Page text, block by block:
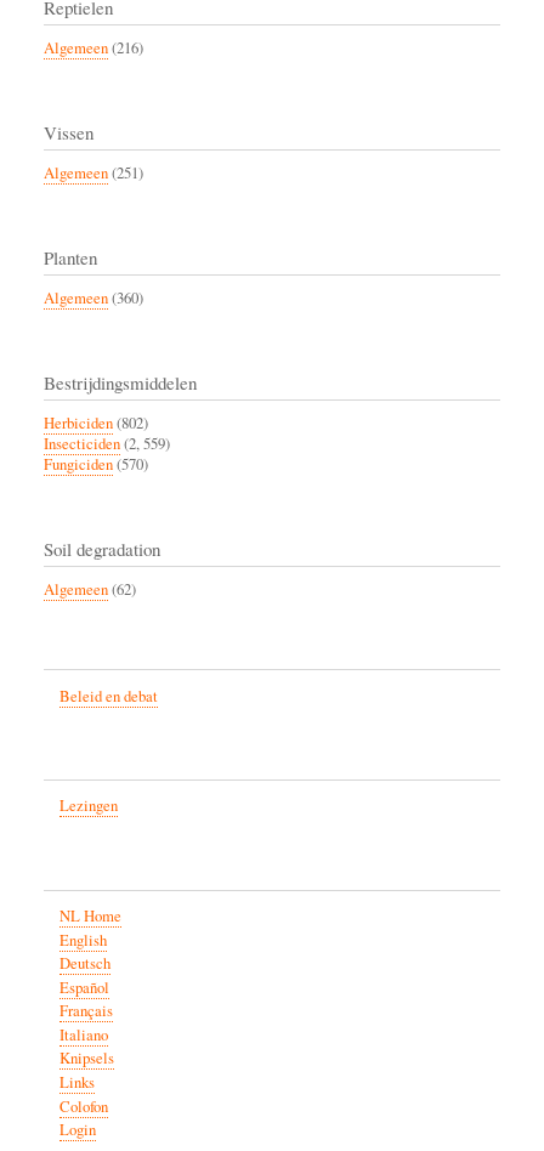
Reptielen
Algemeen(216)
Vissen
Algemeen(251)
Planten
Algemeen(360)
Bestrijdingsmiddelen
Herbiciden(802)
Insecticiden(2, 559)
Fungiciden(570)
Soil degradation
Algemeen(62)
Beleid en debat
Lezingen
NL Home
English
Deutsch
Español
Français
Italiano
Knipsels
Links
Colofon
Login